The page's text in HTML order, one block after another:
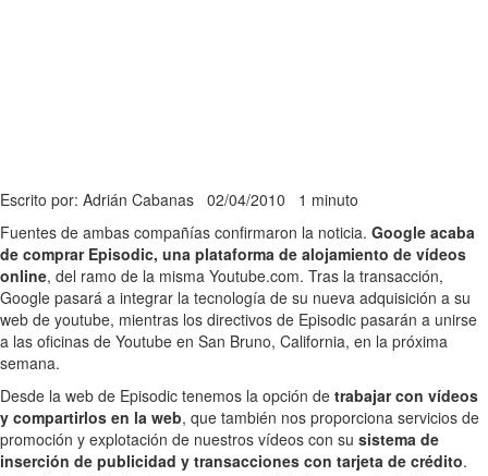
Escrito por: Adrián Cabanas 02/04/2010 1 minuto
Fuentes de ambas compañías confirmaron la noticia. Google acaba
de comprar Episodic, una plataforma de alojamiento de vídeos
online, del ramo de la misma Youtube.com. Tras la transacción,
Google pasará a integrar la tecnología de su nueva adquisición a su
web de youtube, mientras los directivos de Episodic pasarán a unirse
a las oficinas de Youtube en San Bruno, California, en la próxima
semana.
Desde la web de Episodic tenemos la opción de trabajar con vídeos
y compartirlos en la web, que también nos proporciona servicios de
promoción y explotación de nuestros vídeos con su sistema de
inserción de publicidad y transacciones con tarjeta de crédito.